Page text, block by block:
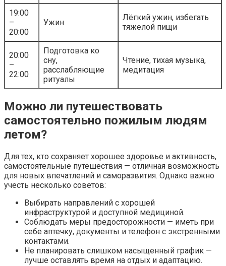
19:00
–
20:00
Ужин
Лёгкий ужин, избегать
тяжелой пищи
20:00
–
22:00
Подготовка ко
сну,
расслабляющие
ритуалы
Чтение, тихая музыка,
медитация
Можно ли путешествовать
самостоятельно пожилым людям
летом?
Для тех, кто сохраняет хорошее здоровье и активность,
самостоятельные путешествия — отличная возможность
для новых впечатлений и саморазвития. Однако важно
учесть несколько советов:
Выбирать направлений с хорошей
инфраструктурой и доступной медициной.
Соблюдать меры предосторожности — иметь при
себе аптечку, документы и телефон с экстренными
контактами.
Не планировать слишком насыщенный график —
лучше оставлять время на отдых и адаптацию.